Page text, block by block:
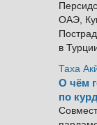
ОАЭ,
в
Таха
О чём
по